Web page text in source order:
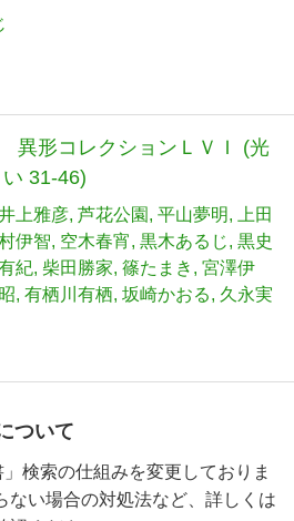
ておくれ (角川ホラー文庫)
形コレクションＬＶＩ (光
31-46)
上雅彦 芦花公園 平山夢明 上田
伊智 空木春宵 黒木あるじ 黒史
紀 柴田勝家 篠たまき 宮澤伊
ついて
検索の仕組みを変更しておりま